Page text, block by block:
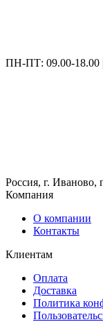
ПН-ПТ: 09.00-18.00
Россия, г. Иваново,
Компания
О компании
Контакты
Клиентам
Оплата
Доставка
Политика